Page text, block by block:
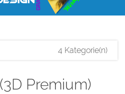
4 Kategorie(n)
Premium)